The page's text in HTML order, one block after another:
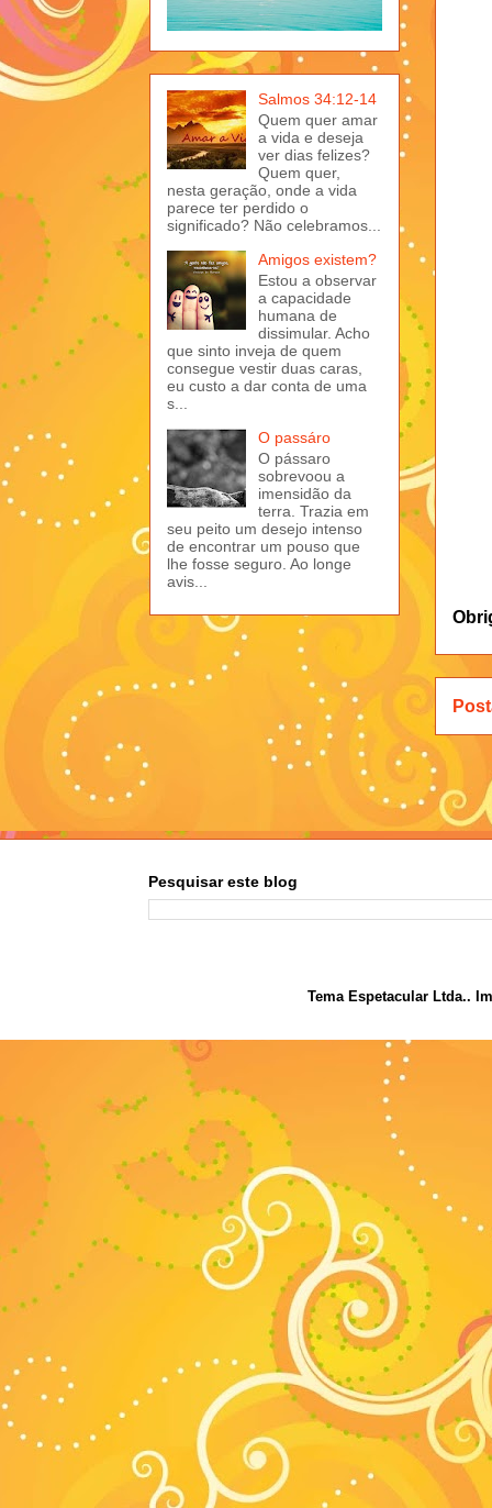
Salmos 34:12-14
Quem quer amar
a vida e deseja
ver dias felizes?
Quem quer,
nesta geração, onde a vida
parece ter perdido o
significado? Não celebramos...
Amigos existem?
Estou a observar
a capacidade
humana de
dissimular. Acho
que sinto inveja de quem
consegue vestir duas caras,
eu custo a dar conta de uma
s...
O passáro
O pássaro
sobrevoou a
imensidão da
terra. Trazia em
seu peito um desejo intenso
de encontrar um pouso que
lhe fosse seguro. Ao longe
avis...
Pesquisar este blog
Tema Espetacular Ltda..